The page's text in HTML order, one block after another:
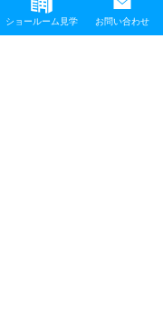
ショールーム見学 お問い合わせ